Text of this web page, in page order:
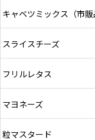
キャベツミックス（市販
スライスチーズ
フリルレタス
マヨネーズ
粒マスタード